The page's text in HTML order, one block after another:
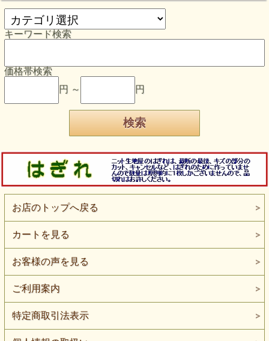
キーワード検索
価格帯検索
円 ～
円
お店のトップへ戻る
カートを見る
お客様の声を見る
ご利用案内
特定商取引法表示